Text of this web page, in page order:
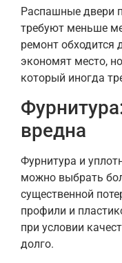
Распашные двери
требуют меньше
ремонт обходится
экономят место,
который иногда
вредна
Фурнитура и
можно выбрать
существенной
профили и
при условии
долго.